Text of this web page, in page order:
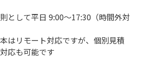
として平日 9:00～17:30（時間外対
はリモート対応ですが、個別見積
応も可能です